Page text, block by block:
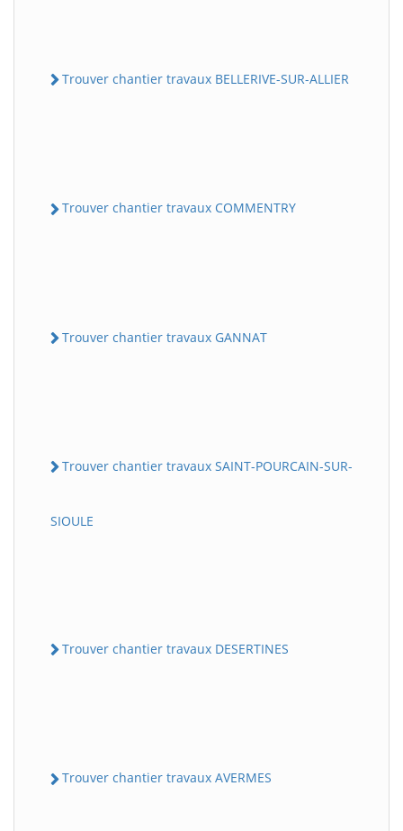
Trouver chantier travaux BELLERIVE-SUR-ALLIER
Trouver chantier travaux COMMENTRY
Trouver chantier travaux GANNAT
Trouver chantier travaux SAINT-POURCAIN-SUR-
SIOULE
Trouver chantier travaux DESERTINES
Trouver chantier travaux AVERMES